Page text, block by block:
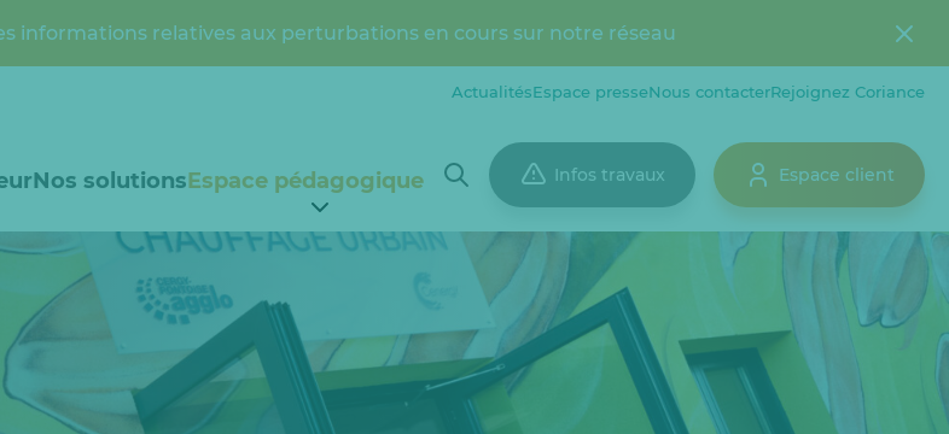
informations relatives aux perturbations en cours sur notre réseau
ActualitésEspace presseNous contacterRejoignez Coriance
Nos solutionsEspace pédagogique Infos travaux Espace client